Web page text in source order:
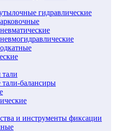
гидравлические
тали
балансиры
и инструменты фиксации